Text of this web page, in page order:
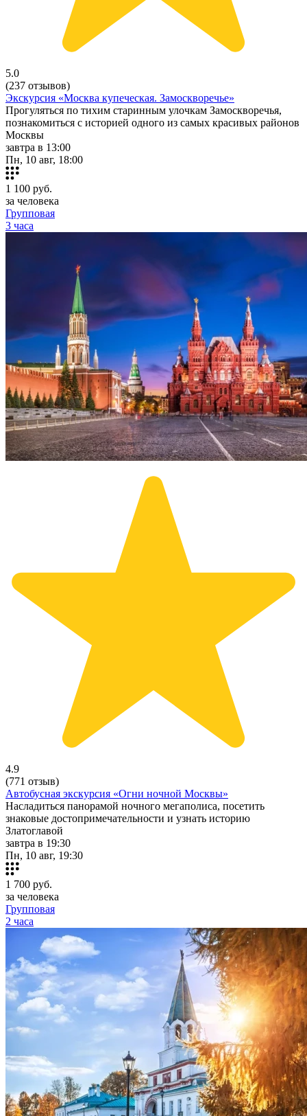
5.0
(237 отзывов)
Экскурсия «Москва купеческая. Замоскворечье»
Прогуляться по тихим старинным улочкам Замоскворечья,
познакомиться с историей одного из самых красивых районов
Москвы
завтра в 13:00
Пн, 10 авг, 18:00
1 100 руб.
за человека
Групповая
3 часа
4.9
(771 отзыв)
Автобусная экскурсия «Огни ночной Москвы»
Насладиться панорамой ночного мегаполиса, посетить
знаковые достопримечательности и узнать историю
Златоглавой
завтра в 19:30
Пн, 10 авг, 19:30
1 700 руб.
за человека
Групповая
2 часа